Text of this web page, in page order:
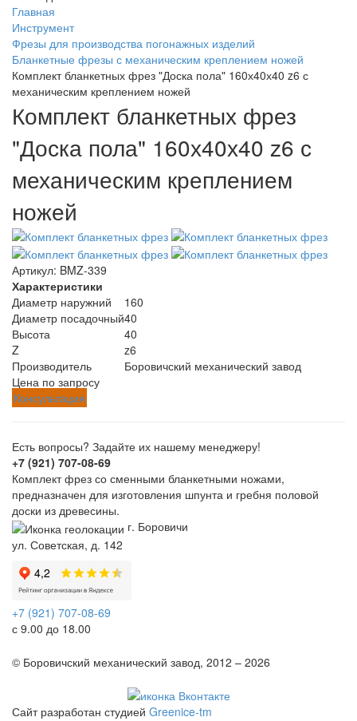
Главная
Инструмент
Фрезы для производства погонажных изделий
Бланкетные фрезы с механическим креплением ножей
Комплект бланкетных фрез "Доска пола" 160х40х40 z6 с
механическим креплением ножей
Комплект бланкетных фрез
"Доска пола" 160х40х40 z6 с
механическим креплением
ножей
Артикул: BMZ-339
Характеристики
Диаметр наружний
160
Диаметр посадочный40
Высота
40
Z
z6
Производитель
Боровичский механический завод
Цена по запросу
Консультация
Есть вопросы? Задайте их нашему менеджеру!
+7 (921) 707-08-69
Комплект фрез со сменными бланкетными ножами,
предназначен для изготовления шпунта и гребня половой
доски из древесины.
г. Боровичи
ул. Советская, д. 142
+7 (921) 707-08-69
с 9.00 до 18.00
© Боровичский механический завод, 2012 – 2026
Сайт разработан студией Greenice-tm